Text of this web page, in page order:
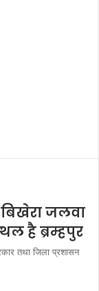
जलवा
है ब्रम्हपुर
तथा जिला प्रशासन